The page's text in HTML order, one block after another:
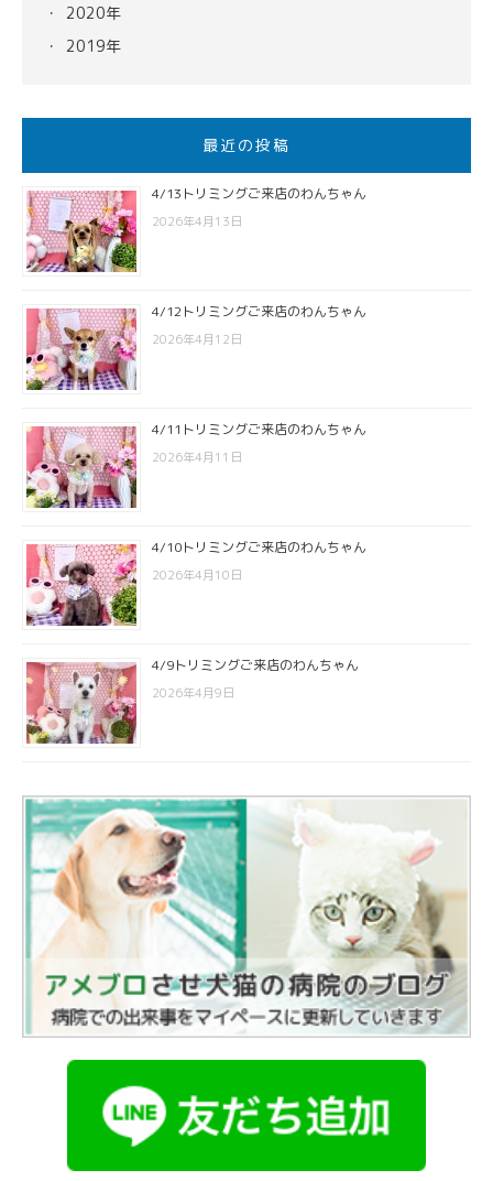
2020年
2019年
最近の投稿
4/13トリミングご来店のわんちゃん
2026年4月13日
4/12トリミングご来店のわんちゃん
2026年4月12日
4/11トリミングご来店のわんちゃん
2026年4月11日
4/10トリミングご来店のわんちゃん
2026年4月10日
4/9トリミングご来店のわんちゃん
2026年4月9日